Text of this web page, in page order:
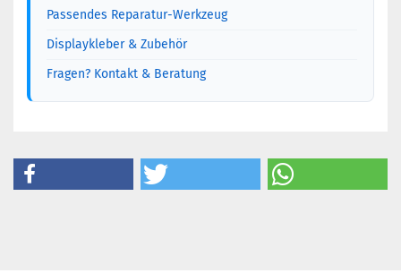
Passendes Reparatur-Werkzeug
Displaykleber & Zubehör
Fragen? Kontakt & Beratung